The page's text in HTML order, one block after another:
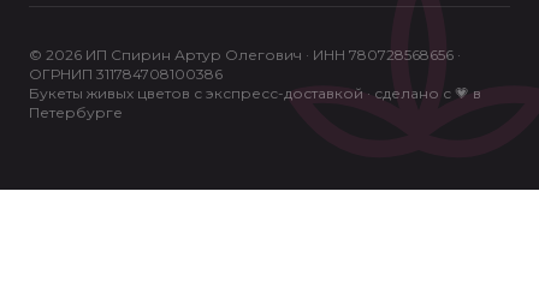
© 2026 ИП Спирин Артур Олегович · ИНН 780728568656 ·
ОГРНИП 311784708100386
Букеты живых цветов с экспресс-доставкой · сделано с 💗 в
Петербурге